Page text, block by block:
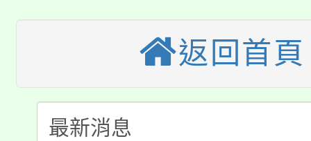
視費優惠，中低收入戶
半價優惠，詳情可洽有
者。
大園自造教育及科技中
份教師增能研習
大溪自造教育及科技
份教師研習
淨零綠生活教案入校路
會
115年食農教育專業人
返回首頁